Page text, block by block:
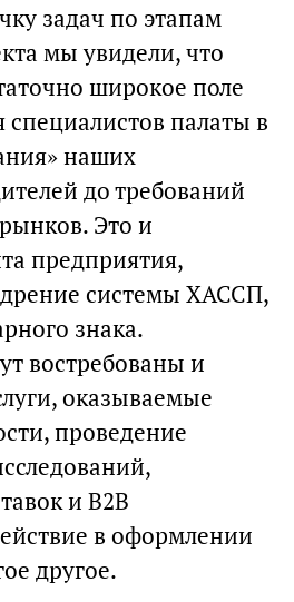
задач по этапам
мы увидели, что
широкое поле
специалистов палаты в
наших
до требований
Это и
предприятия,
системы ХАССП,
знака.
востребованы и
оказываемые
проведение
и В2В
в оформлении
другое.